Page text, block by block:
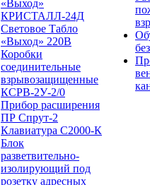
«Выход»
КРИСТАЛЛ-24Д
Световое Табло
«Выход» 220В
Коробки
соединительные
взрывозащищенные
КСРВ-2У-2/0
Прибор расширения
ПР Спрут-2
Клавиатура С2000-К
Блок
разветвительно-
изолирующий под
розетку адресных